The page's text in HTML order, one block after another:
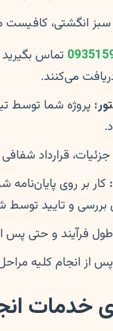
انگشتی، کافیست
تماس
می‌کنند.
پروژه شما توسط
قرارداد
کار بر روی
و تایید توسط
فرآیند و حتی پس
پس از انجام کلیه
خدمات